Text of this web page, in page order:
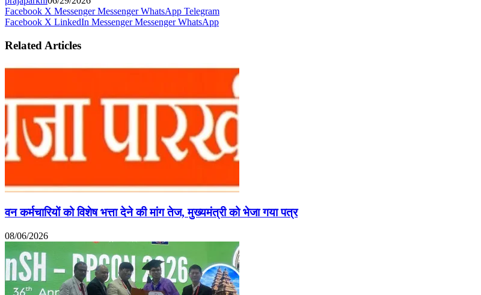
Facebook X Messenger Messenger WhatsApp Telegram
Facebook X LinkedIn Messenger Messenger WhatsApp
Related Articles
वन कर्मचारियों को विशेष भत्ता देने की मांग तेज, मुख्यमंत्री को भेजा गया पत्र
08/06/2026